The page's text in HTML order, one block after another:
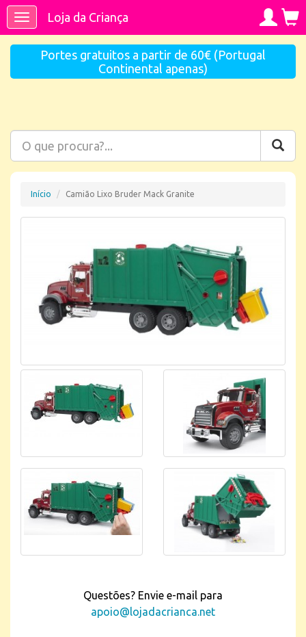
ToggleLoja da Criança
Portes gratuitos a partir de 60€ (Portugal
Continental apenas)
Início Camião Lixo Bruder Mack Granite
Questões? Envie e-mail para
apoio@lojadacrianca.net